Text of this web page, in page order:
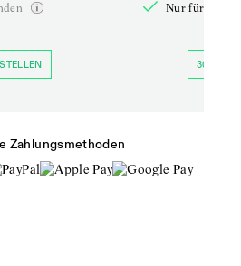
Nur für
30 TAGE
Zahlungsmethoden